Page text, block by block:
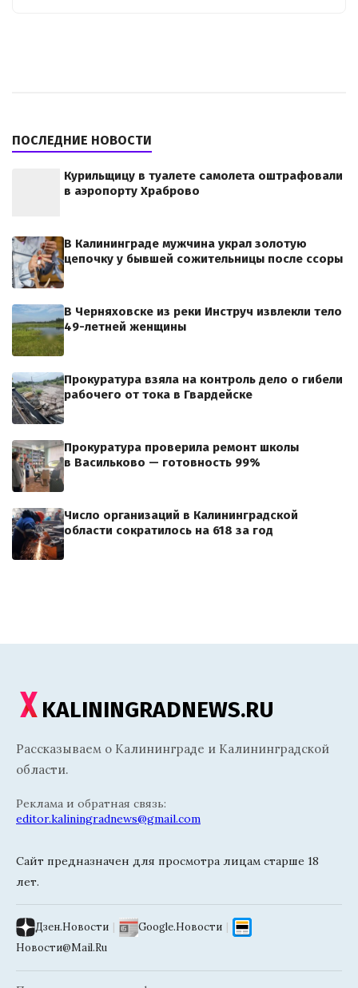
ПОСЛЕДНИЕ НОВОСТИ
Курильщицу в туалете самолета оштрафовали
в аэропорту Храброво
В Калининграде мужчина украл золотую
цепочку у бывшей сожительницы после ссоры
В Черняховске из реки Инструч извлекли тело
49-летней женщины
Прокуратура взяла на контроль дело о гибели
рабочего от тока в Гвардейске
Прокуратура проверила ремонт школы
в Васильково — готовность 99%
Число организаций в Калининградской
области сократилось на 618 за год
KALININGRADNEWS.RU
Рассказываем о Калининграде и Калининградской
области.
Реклама и обратная связь:
editor.kaliningradnews@gmail.com
Сайт предназначен для просмотра лицам старше 18
лет.
Дзен.Новости | Google.Новости |
Новости@Mail.Ru